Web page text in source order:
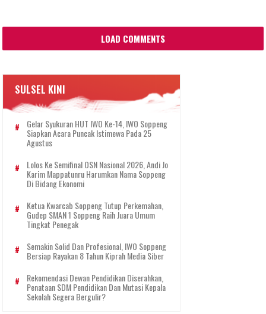
LOAD COMMENTS
SULSEL KINI
Gelar Syukuran HUT IWO Ke-14, IWO Soppeng
Siapkan Acara Puncak Istimewa Pada 25
Agustus
Lolos Ke Semifinal OSN Nasional 2026, Andi Jo
Karim Mappatunru Harumkan Nama Soppeng
Di Bidang Ekonomi
Ketua Kwarcab Soppeng Tutup Perkemahan,
Gudep SMAN 1 Soppeng Raih Juara Umum
Tingkat Penegak
Semakin Solid Dan Profesional, IWO Soppeng
Bersiap Rayakan 8 Tahun Kiprah Media Siber
Rekomendasi Dewan Pendidikan Diserahkan,
Penataan SDM Pendidikan Dan Mutasi Kepala
Sekolah Segera Bergulir?